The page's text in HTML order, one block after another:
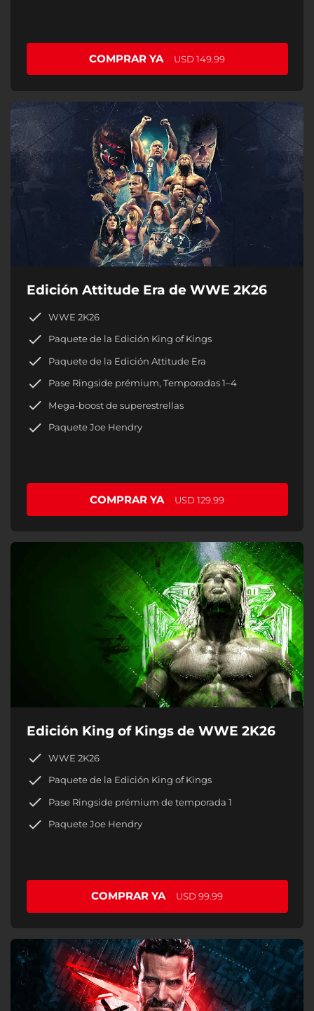
COMPRAR YA USD 149.99
Edición Attitude Era de WWE 2K26
WWE 2K26
Paquete de la Edición King of Kings
Paquete de la Edición Attitude Era
Pase Ringside prémium, Temporadas 1–4
Mega-boost de superestrellas
Paquete Joe Hendry
COMPRAR YA USD 129.99
Edición King of Kings de WWE 2K26
WWE 2K26
Paquete de la Edición King of Kings
Pase Ringside prémium de temporada 1
Paquete Joe Hendry
COMPRAR YA USD 99.99